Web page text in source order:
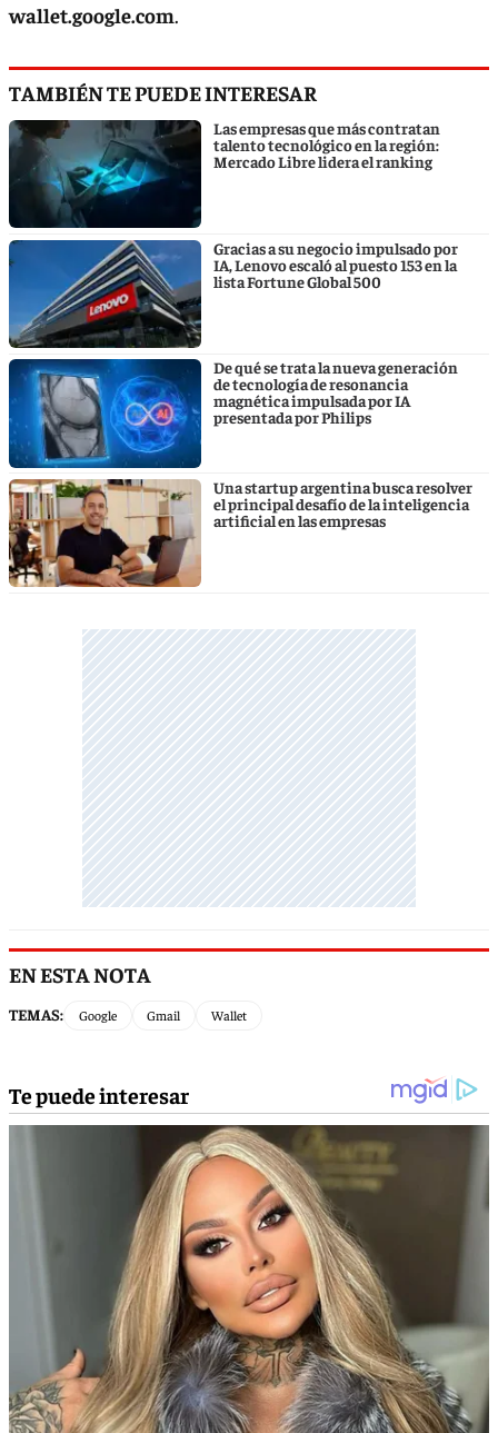
wallet.google.com.
TAMBIÉN TE PUEDE INTERESAR
Las empresas que más contratan
talento tecnológico en la región:
Mercado Libre lidera el ranking
Gracias a su negocio impulsado por
IA, Lenovo escaló al puesto 153 en la
lista Fortune Global 500
De qué se trata la nueva generación
de tecnología de resonancia
magnética impulsada por IA
presentada por Philips
Una startup argentina busca resolver
el principal desafío de la inteligencia
artificial en las empresas
EN ESTA NOTA
TEMAS: Google Gmail Wallet